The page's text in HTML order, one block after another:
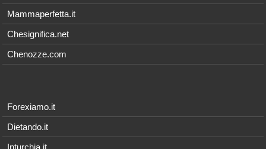
Mammaperfetta.it
Chesignifica.net
Chenozze.com
Forexiamo.it
Dietando.it